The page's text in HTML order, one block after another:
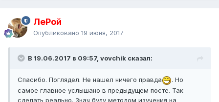
ЛеРой
Опубликовано 19 июня, 2017
В 19.06.2017 в 09:57, vovchik сказал:
Спасибо. Поглядел. Не нашел ничего правда
. Но
самое главное услышано в предыдущем посте. Так
сделать реально. Знач буду методом изучения на